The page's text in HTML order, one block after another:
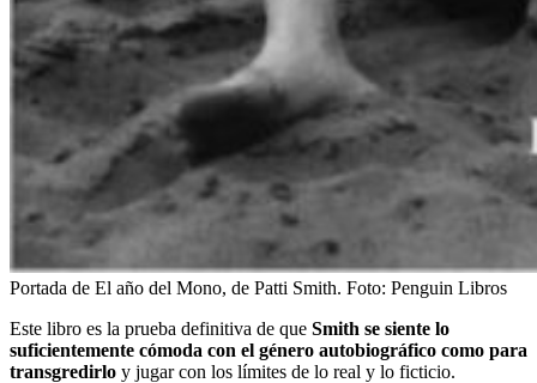
Portada de El año del Mono, de Patti Smith. Foto: Penguin Libros
Este libro es la prueba definitiva de que Smith se siente lo
suficientemente cómoda con el género autobiográfico como para
transgredirlo y jugar con los límites de lo real y lo ficticio.